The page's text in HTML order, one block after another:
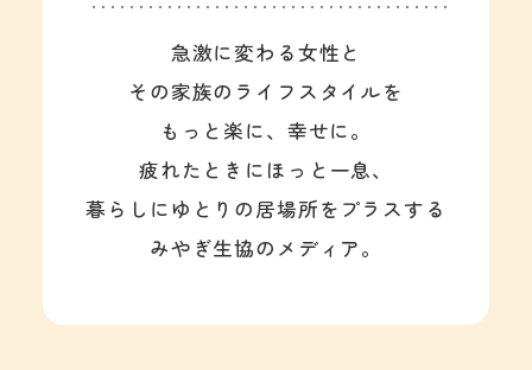
急激に変わる女性と
その家族のライフスタイルを
もっと楽に、幸せに。
疲れたときにほっと一息、
暮らしにゆとりの居場所をプラスする
みやぎ生協のメディア。